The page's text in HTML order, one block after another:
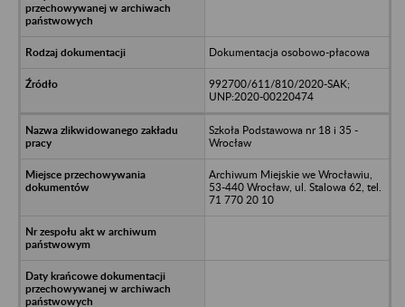
Dokumentacja osobowo-płacowa
992700/611/810/2020-SAK;
UNP:2020-00220474
Szkoła Podstawowa nr 18 i 35 -
Wrocław
Archiwum Miejskie we Wrocławiu,
53-440 Wrocław, ul. Stalowa 62, tel.
71 770 20 10